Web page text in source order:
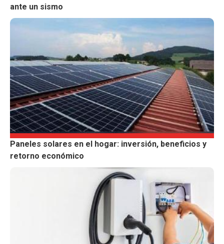
ante un sismo
Paneles solares en el hogar: inversión, beneficios y
retorno económico